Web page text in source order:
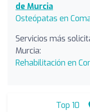
de Murcia
Osteópatas en
Servicios más
Murcia:
Rehabilitación en
Top 10